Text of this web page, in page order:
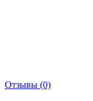
Отзывы (0)